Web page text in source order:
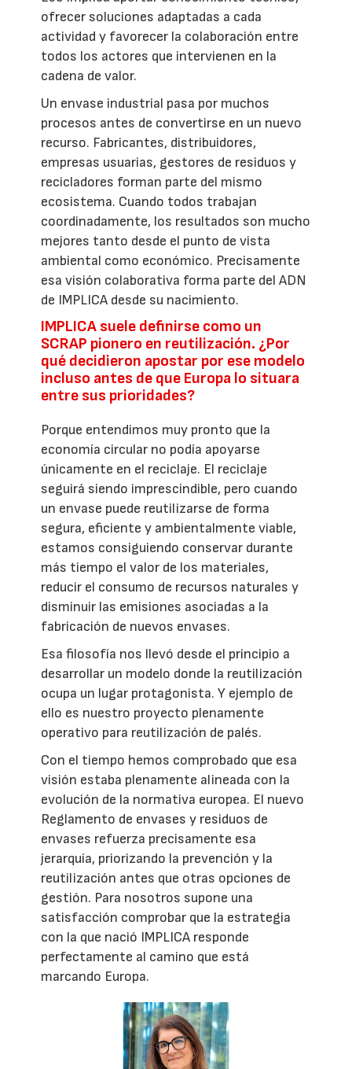
ofrecer soluciones adaptadas a cada
actividad y favorecer la colaboración entre
todos los actores que intervienen en la
cadena de valor.
Un envase industrial pasa por muchos
procesos antes de convertirse en un nuevo
recurso. Fabricantes, distribuidores,
empresas usuarias, gestores de residuos y
recicladores forman parte del mismo
ecosistema. Cuando todos trabajan
coordinadamente, los resultados son mucho
mejores tanto desde el punto de vista
ambiental como económico. Precisamente
esa visión colaborativa forma parte del ADN
de IMPLICA desde su nacimiento.
IMPLICA suele definirse como un
SCRAP pionero en reutilización. ¿Por
qué decidieron apostar por ese modelo
incluso antes de que Europa lo situara
entre sus prioridades?
Porque entendimos muy pronto que la
economía circular no podía apoyarse
únicamente en el reciclaje. El reciclaje
seguirá siendo imprescindible, pero cuando
un envase puede reutilizarse de forma
segura, eficiente y ambientalmente viable,
estamos consiguiendo conservar durante
más tiempo el valor de los materiales,
reducir el consumo de recursos naturales y
disminuir las emisiones asociadas a la
fabricación de nuevos envases.
Esa filosofía nos llevó desde el principio a
desarrollar un modelo donde la reutilización
ocupa un lugar protagonista. Y ejemplo de
ello es nuestro proyecto plenamente
operativo para reutilización de palés.
Con el tiempo hemos comprobado que esa
visión estaba plenamente alineada con la
evolución de la normativa europea. El nuevo
Reglamento de envases y residuos de
envases refuerza precisamente esa
jerarquía, priorizando la prevención y la
reutilización antes que otras opciones de
gestión. Para nosotros supone una
satisfacción comprobar que la estrategia
con la que nació IMPLICA responde
perfectamente al camino que está
marcando Europa.